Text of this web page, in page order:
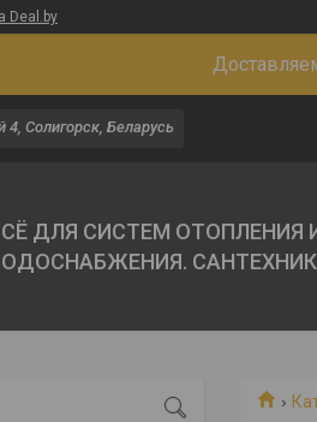
Deal.by
4, Солигорск, Беларусь
ДЛЯ СИСТЕМ ОТОПЛЕНИЯ